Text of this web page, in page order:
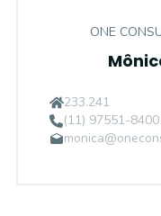
ONE
233.241
(11) 97551-8400